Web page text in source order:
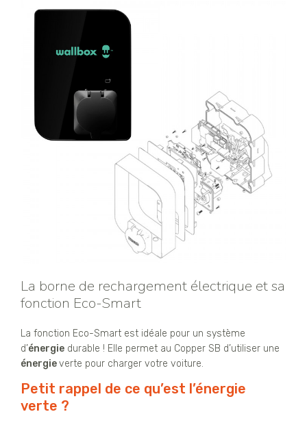
La borne de rechargement électrique et sa
fonction Eco-Smart
La fonction Eco-Smart est idéale pour un système
d’énergie durable ! Elle permet au Copper SB d’utiliser une
énergieverte pour charger votre voiture.
Petit rappel de ce qu’est l’énergie
verte ?